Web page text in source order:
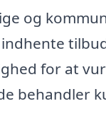
og
for at
behandler